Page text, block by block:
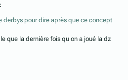
derbys pour dire après que ce concept
que la dernière fois qu on a joué la dz